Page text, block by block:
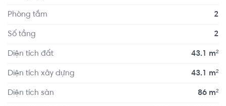
vực Quận 5, các khu vực trung tâm thành phố. Đây là con
đường tập trung buôn bán sầm uất, hội tụ nhiều tiện ích,
Phòng tắm 2
Số tầng 2
Diện tích đất 43.1 m²
Diện tích xây dựng 43.1 m²
Diện tích sàn 86 m²